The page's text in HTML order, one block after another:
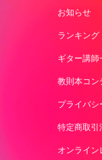
お知らせ
ランキング
ギター講師
教則本コン
プライバシ
特定商取引
オンライン